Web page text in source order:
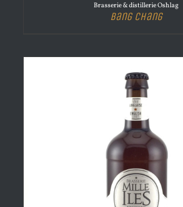
Brasserie & distillerie Oshlag
Bang Chang